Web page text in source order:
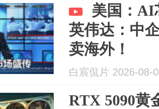
美国：AI
英伟达：中
卖海外！
白宸侃片 2026-08-
RTX 5090黄